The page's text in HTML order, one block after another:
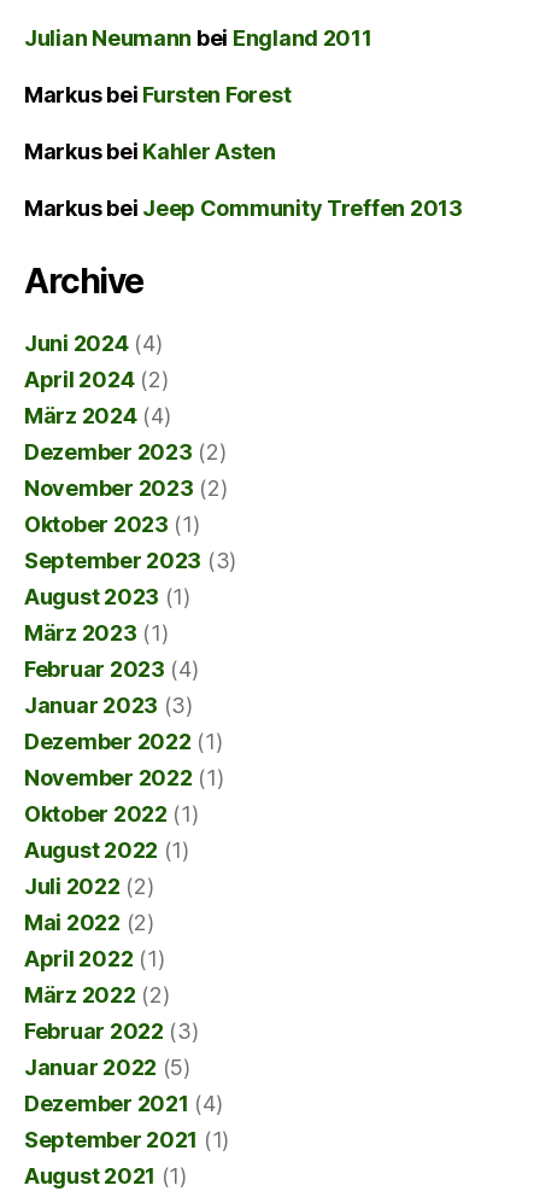
Julian Neumann bei England 2011
Markusbei Fursten Forest
Markusbei Kahler Asten
Markusbei Jeep Community Treffen 2013
Archive
Juni 2024(4)
April 2024(2)
März 2024(4)
Dezember 2023 (2)
November 2023 (2)
Oktober 2023 (1)
September 2023 (3)
August 2023 (1)
März 2023 (1)
Februar 2023 (4)
Januar 2023 (3)
Dezember 2022 (1)
November 2022 (1)
Oktober 2022 (1)
August 2022 (1)
Juli 2022 (2)
Mai 2022 (2)
April 2022 (1)
März 2022 (2)
Februar 2022 (3)
Januar 2022 (5)
Dezember 2021 (4)
September 2021 (1)
August 2021 (1)